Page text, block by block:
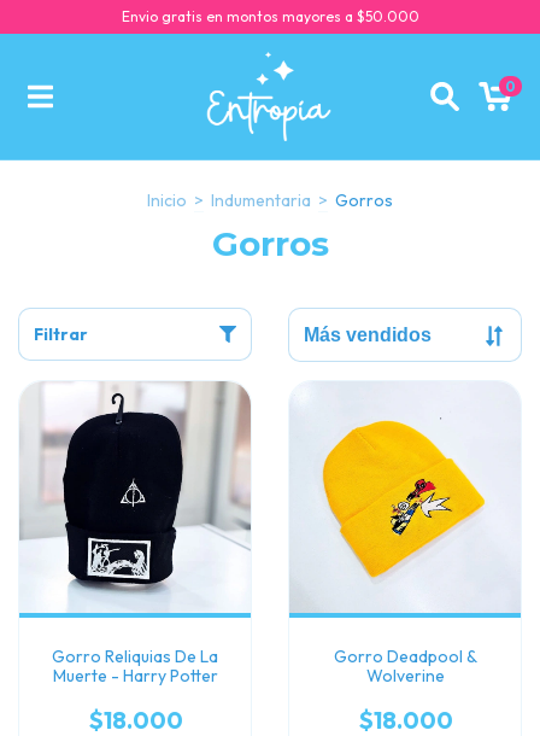
Envio gratis en montos mayores a $50.000
0
Inicio > Indumentaria > Gorros
Gorros
Filtrar
Gorro Reliquias De La
Muerte - Harry Potter
$18.000
Gorro Deadpool &
Wolverine
$18.000